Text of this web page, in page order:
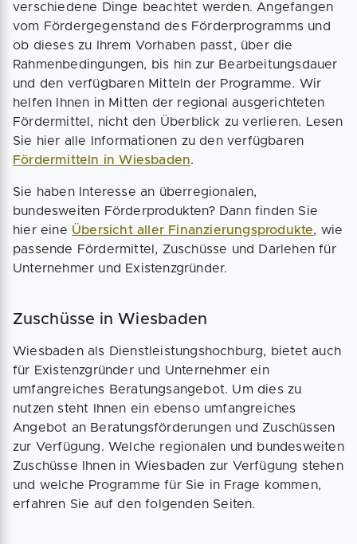
verschiedene Dinge beachtet werden. Angefangen
vom Fördergegenstand des Förderprogramms und
ob dieses zu Ihrem Vorhaben passt, über die
Rahmenbedingungen, bis hin zur Bearbeitungsdauer
und den verfügbaren Mitteln der Programme. Wir
helfen Ihnen in Mitten der regional ausgerichteten
Fördermittel, nicht den Überblick zu verlieren. Lesen
Sie hier alle Informationen zu den verfügbaren
Fördermitteln in Wiesbaden.
Sie haben Interesse an überregionalen,
bundesweiten Förderprodukten? Dann finden Sie
hier eine Übersicht aller Finanzierungsprodukte, wie
passende Fördermittel, Zuschüsse und Darlehen für
Unternehmer und Existenzgründer.
Zuschüsse in Wiesbaden
Wiesbaden als Dienstleistungshochburg, bietet auch
für Existenzgründer und Unternehmer ein
umfangreiches Beratungsangebot. Um dies zu
nutzen steht Ihnen ein ebenso umfangreiches
Angebot an Beratungsförderungen und Zuschüssen
zur Verfügung. Welche regionalen und bundesweiten
Zuschüsse Ihnen in Wiesbaden zur Verfügung stehen
und welche Programme für Sie in Frage kommen,
erfahren Sie auf den folgenden Seiten.